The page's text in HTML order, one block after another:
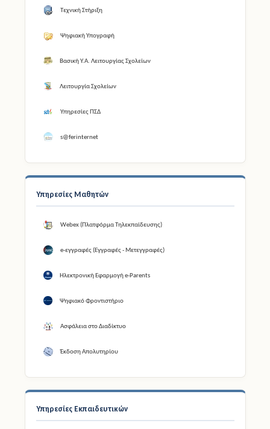
Τεχνική Στήριξη
Ψηφιακή Υπογραφή
Βασική Υ.Α. Λειτουργίας Σχολείων
Λειτουργία Σχολείων
Υπηρεσίες ΠΣΔ
s@ferinternet
Υπηρεσίες Μαθητών
Webex (Πλατφόρμα Τηλεκπαίδευσης)
e-εγγραφές (Εγγραφές - Μετεγγραφές)
Ηλεκτρονική Εφαρμογή e-Parents
Ψηφιακό Φροντιστήριο
Ασφάλεια στο Διαδίκτυο
Έκδοση Απολυτηρίου
Υπηρεσίες Εκπαιδευτικών